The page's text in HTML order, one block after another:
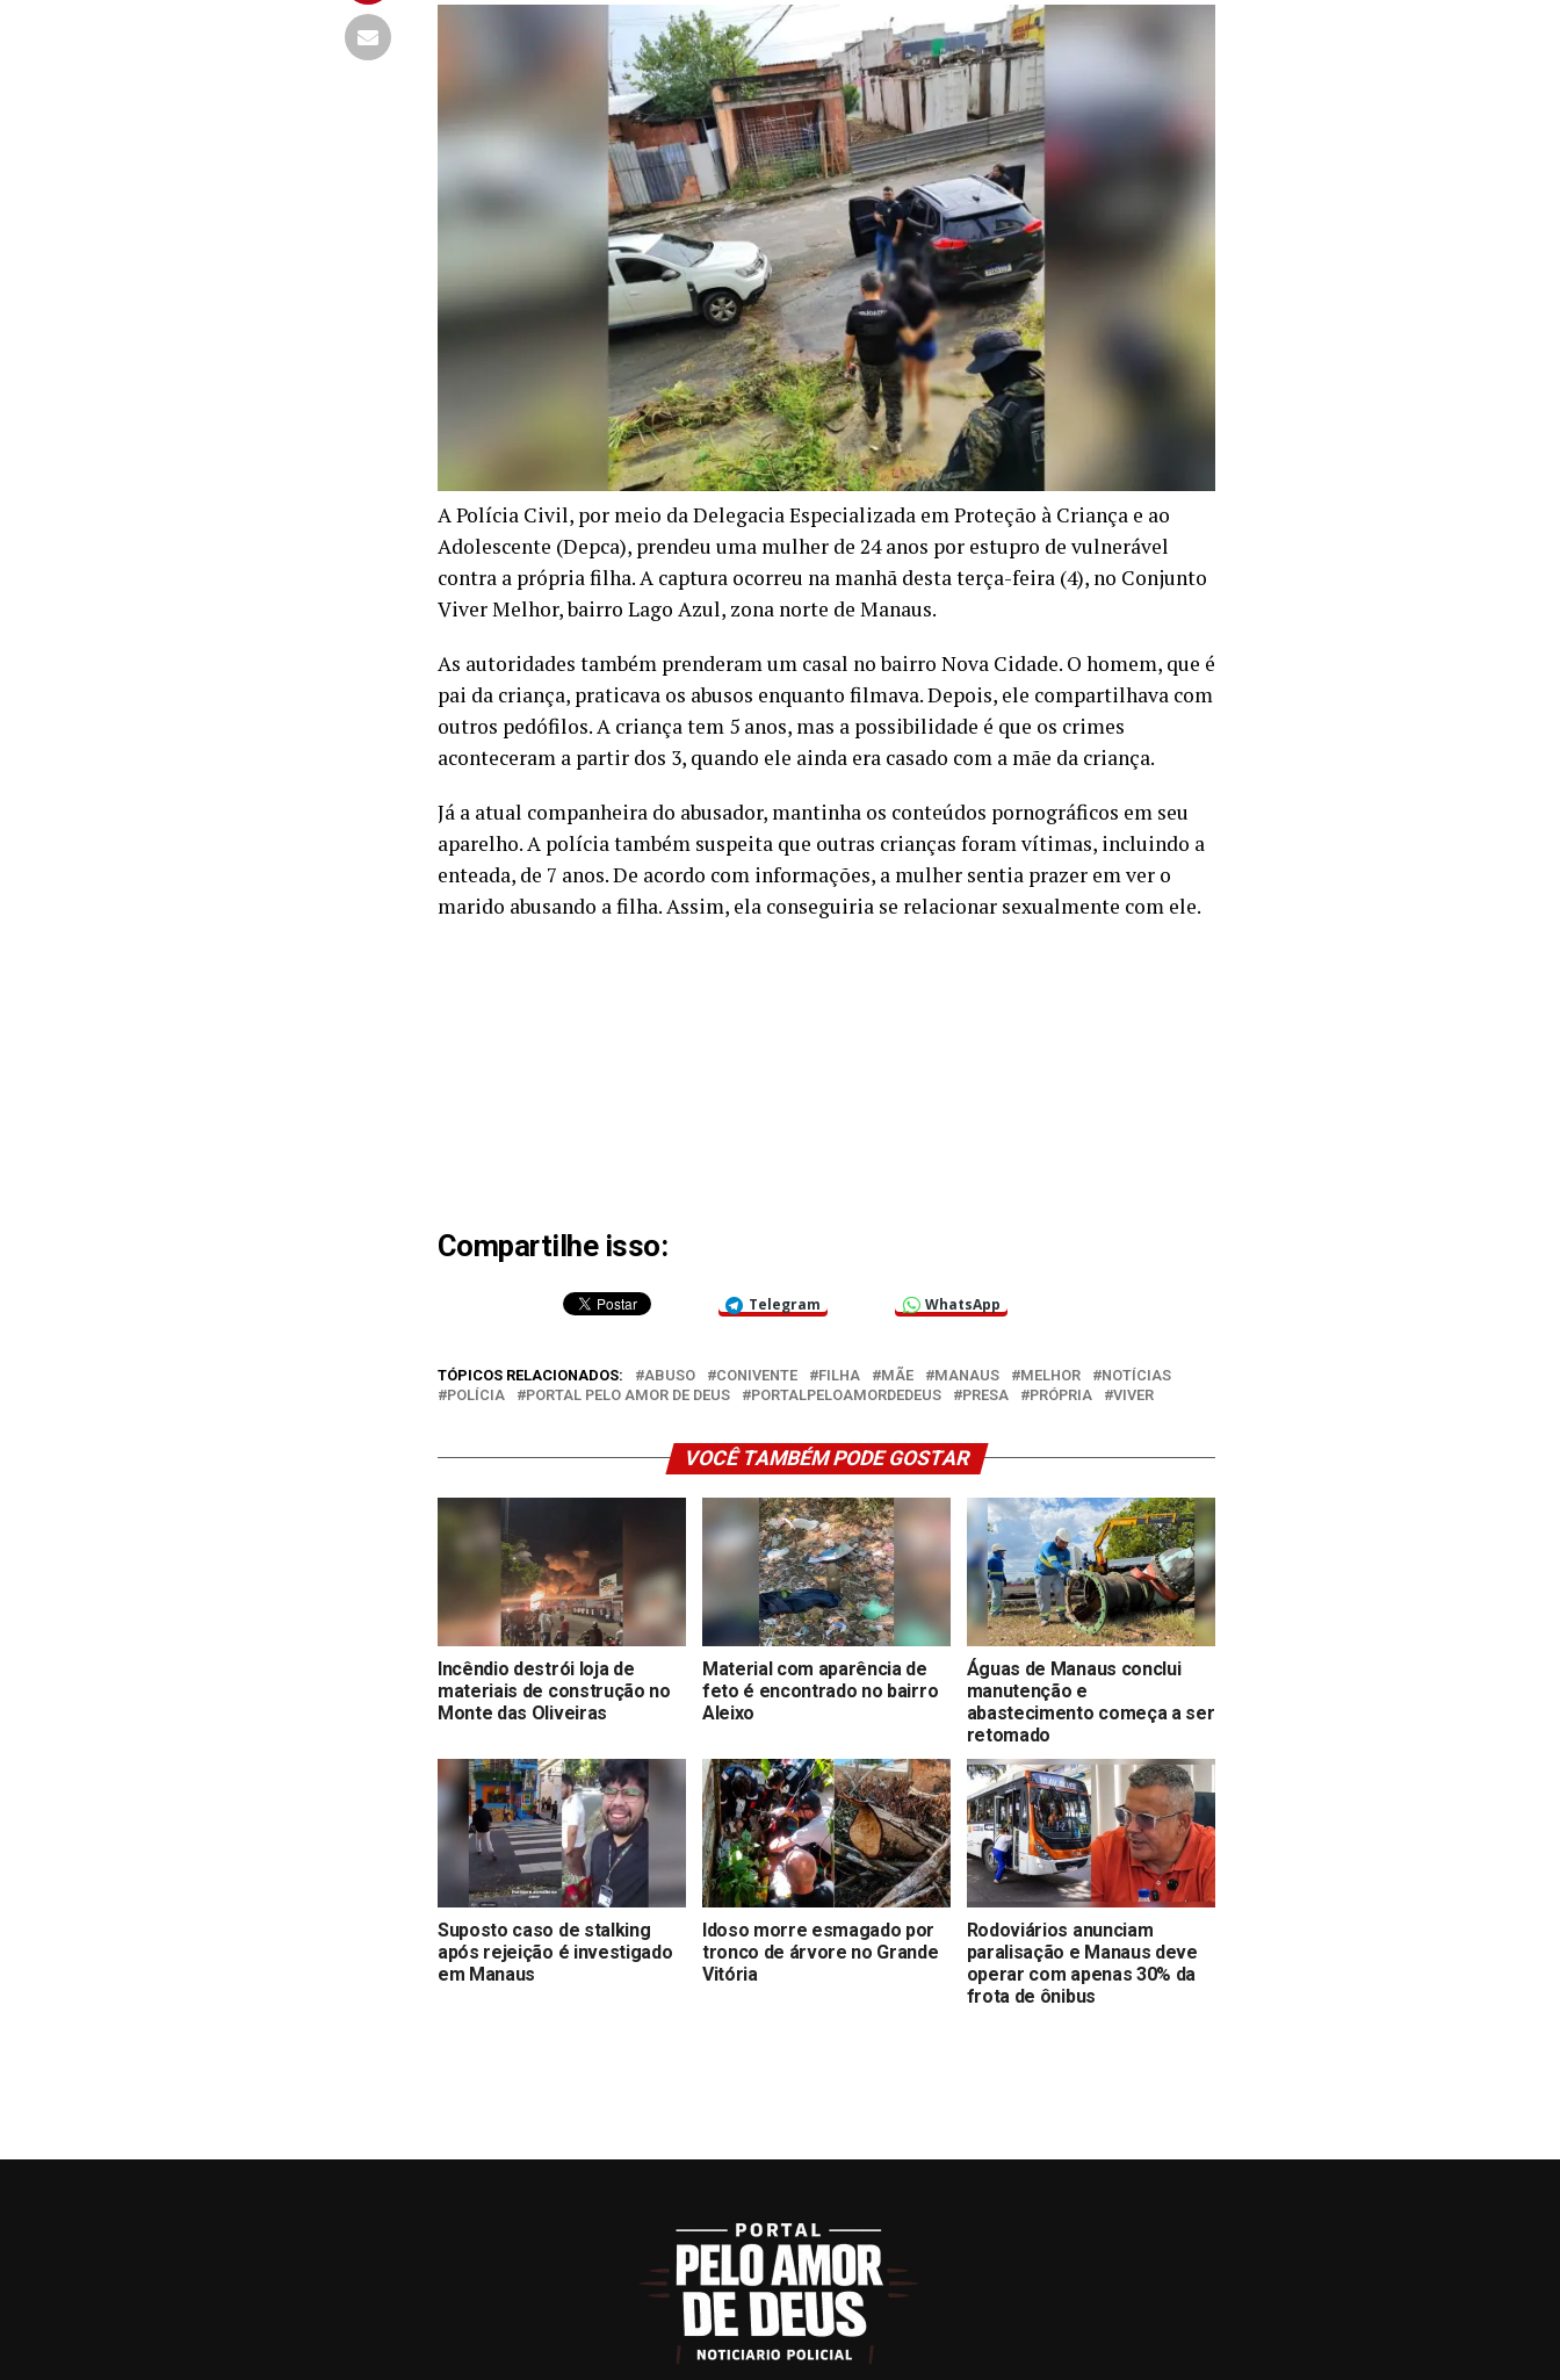
A Polícia Civil, por meio da Delegacia Especializada em Proteção à Criança e ao
Adolescente (Depca), prendeu uma mulher de 24 anos por estupro de vulnerável
contra a própria filha. A captura ocorreu na manhã desta terça-feira (4), no Conjunto
Viver Melhor, bairro Lago Azul, zona norte de Manaus.
As autoridades também prenderam um casal no bairro Nova Cidade. O homem, que é
pai da criança, praticava os abusos enquanto filmava. Depois, ele compartilhava com
outros pedófilos. A criança tem 5 anos, mas a possibilidade é que os crimes
aconteceram a partir dos 3, quando ele ainda era casado com a mãe da criança.
Já a atual companheira do abusador, mantinha os conteúdos pornográficos em seu
aparelho. A polícia também suspeita que outras crianças foram vítimas, incluindo a
enteada, de 7 anos. De acordo com informações, a mulher sentia prazer em ver o
marido abusando a filha. Assim, ela conseguiria se relacionar sexualmente com ele.
Compartilhe isso:
Telegram WhatsApp
TÓPICOS RELACIONADOS: ABUSO CONIVENTE FILHA MÃE MANAUS MELHOR
NOTÍCIAS
POLÍCIA
PORTAL PELO AMOR DE DEUS PORTALPELOAMORDEDEUS PRESA PRÓPRIA VIVER
VOCÊ TAMBÉM PODE GOSTAR
Incêndio destrói loja de
materiais de construção no
Monte das Oliveiras
Material com aparência de
feto é encontrado no bairro
Aleixo
Águas de Manaus conclui
manutenção e
abastecimento começa a ser
retomado
Suposto caso de stalking
após rejeição é investigado
em Manaus
Idoso morre esmagado por
tronco de árvore no Grande
Vitória
Rodoviários anunciam
paralisação e Manaus deve
operar com apenas 30% da
frota de ônibus